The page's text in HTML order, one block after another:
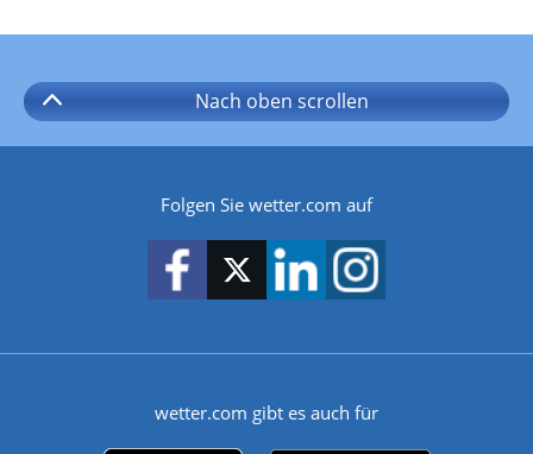
Nach oben scrollen
Folgen Sie wetter.com auf
wetter.com gibt es auch für